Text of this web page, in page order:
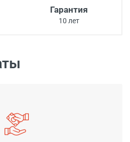
Гарантия
10 лет